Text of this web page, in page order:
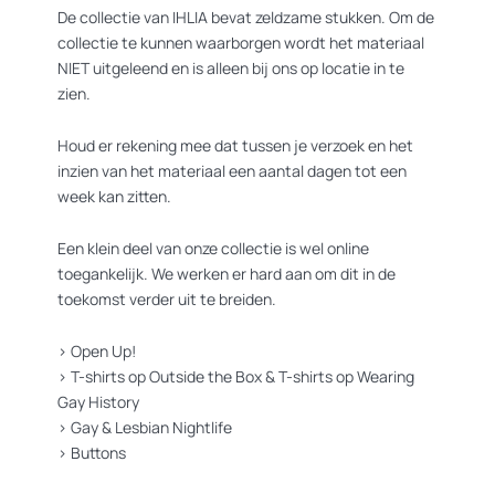
De collectie van IHLIA bevat zeldzame stukken. Om de
collectie te kunnen waarborgen wordt het materiaal
NIET uitgeleend en is alleen bij ons op locatie in te
zien.
Houd er rekening mee dat tussen je verzoek en het
inzien van het materiaal een aantal dagen tot een
week kan zitten.
Een klein deel van onze collectie is wel online
toegankelijk. We werken er hard aan om dit in de
toekomst verder uit te breiden.
> Open Up!
> T-shirts op Outside the Box&T-shirts op Wearing
Gay History
> Gay & Lesbian Nightlife
> Buttons